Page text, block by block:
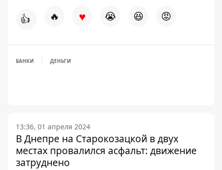
👍 🔥 ♥ 😭 😆 😡
БАНКИ ДЕНЬГИ
13:36, 01 апреля 2024
В Днепре на Старокозацкой в ​​двух
местах провалился асфальт: движение
затруднено